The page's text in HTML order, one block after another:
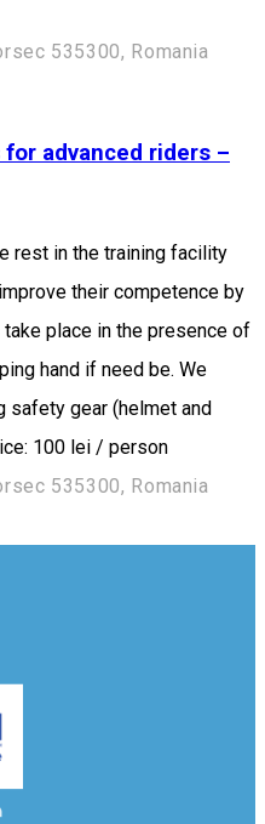
535300, Romania
advanced riders –
rest in the training facility
their competence by
place in the presence of
hand if need be. We
safety gear (helmet and
100 lei / person
535300, Romania